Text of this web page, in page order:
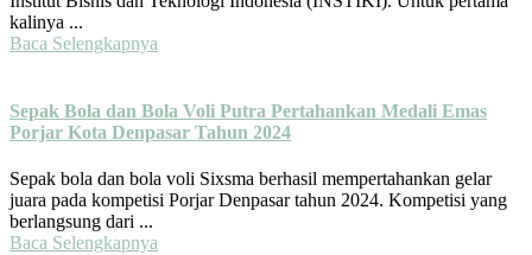
kalinya ...
Baca Selengkapnya
Sepak Bola dan Bola Voli Putra Pertahankan Medali Emas
Porjar Kota Denpasar Tahun 2024
Sepak bola dan bola voli Sixsma berhasil mempertahankan gelar
juara pada kompetisi Porjar Denpasar tahun 2024. Kompetisi yang
berlangsung dari ...
Baca Selengkapnya